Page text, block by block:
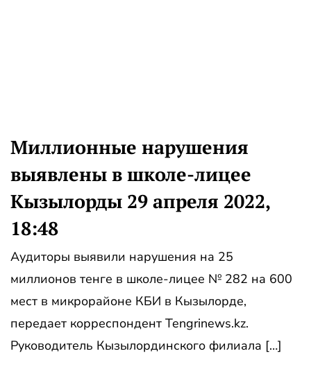
Миллионные нарушения
выявлены в школе-лицее
Кызылорды 29 апреля 2022,
18:48
Аудиторы выявили нарушения на 25
миллионов тенге в школе-лицее № 282 на 600
мест в микрорайоне КБИ в Кызылорде,
передает корреспондент Tengrinews.kz.
Руководитель Кызылординского филиала […]